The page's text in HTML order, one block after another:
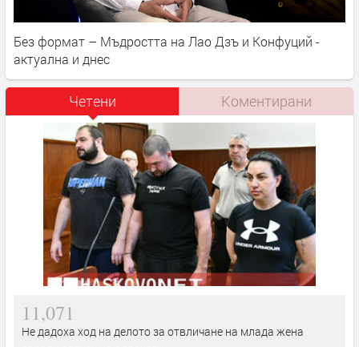
Без формат – Мъдростта на Лао Дзъ и Конфуций -
актуална и днес
Четени Коментирани
11,071
Не дадоха ход на делото за отвличане на млада жена